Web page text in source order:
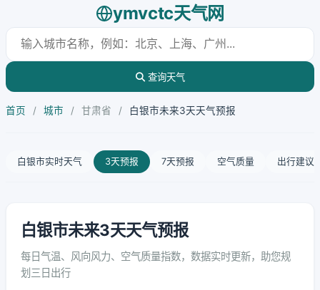
ymvctc天气网
查询天气
首页 / 城市 / 甘肃省 / 白银市未来3天天气预报
白银市实时天气 3天预报 7天预报 空气质量 出行建议
白银市未来3天天气预报
每日气温、风向风力、空气质量指数，数据实时更新，助您规
划三日出行